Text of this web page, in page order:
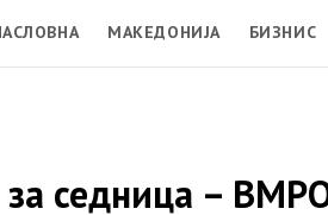
МАКЕДОНИЈА БИЗНИС
седница –